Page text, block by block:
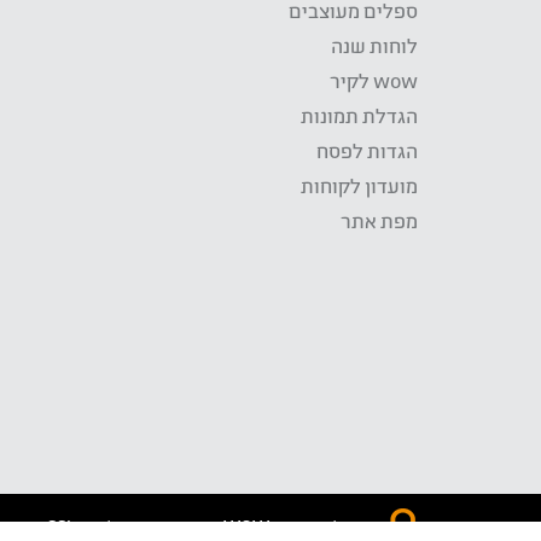
ספלים מעוצבים
לוחות שנה
wow לקיר
הגדלת תמונות
הגדות לפסח
מועדון לקוחות
מפת אתר
התשלום באתר WOW מאובטח בטכנולוגית SSL